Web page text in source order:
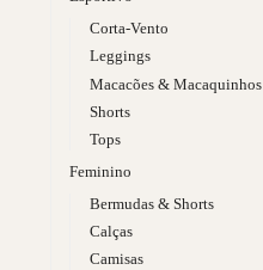
Corta-Vento
Leggings
Macacões & Macaquinhos
Shorts
Tops
Feminino
Bermudas & Shorts
Calças
Camisas